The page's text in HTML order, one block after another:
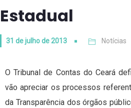
Estadual
31 de julho de 2013 Notícias
O Tribunal de Contas do Ceará
vão apreciar os processos
da Transparência dos órgãos